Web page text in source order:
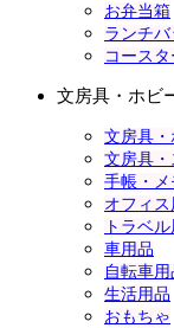
お弁当箱
ランチ
コースタ
文房具・ホビ
文房具
文房具
手帳・メ
オフィス
トラベ
車用品
自転車用
生活用品
おもちゃ